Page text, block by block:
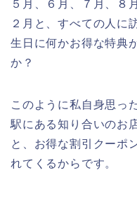
５月、６月、７月、８
２月と、すべての人に
生日に何かお得な特典
か？
このように私自身思っ
駅にある知り合いのお
と、お得な割引クーポ
れてくるからです。